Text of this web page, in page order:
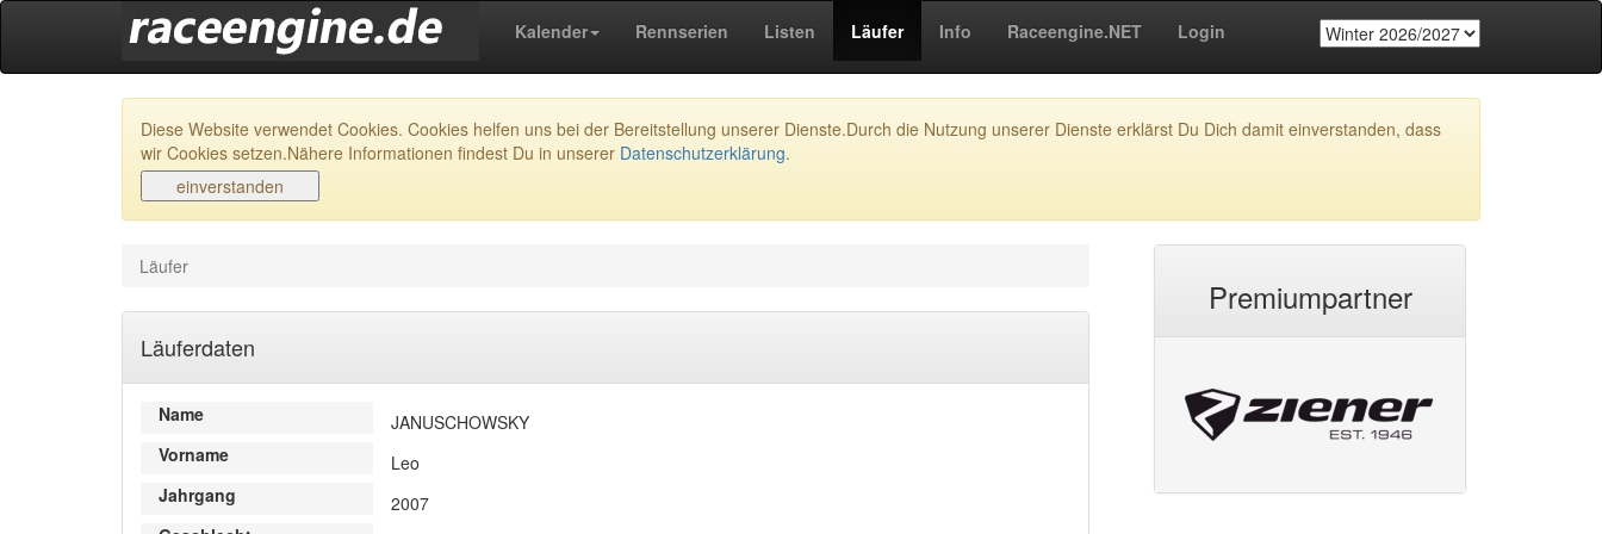
Kalender Rennserien Listen Läufer Info Raceengine.NET Login
Diese Website verwendet Cookies. Cookies helfen uns bei der Bereitstellung unserer Dienste.Durch die Nutzung unserer Dienste erklärst Du Dich damit einverstanden, dass
wir Cookies setzen.Nähere Informationen findest Du in unserer Datenschutzerklärung.
Läufer
Läuferdaten
Name
JANUSCHOWSKY
Vorname
Leo
Jahrgang
2007
Premiumpartner